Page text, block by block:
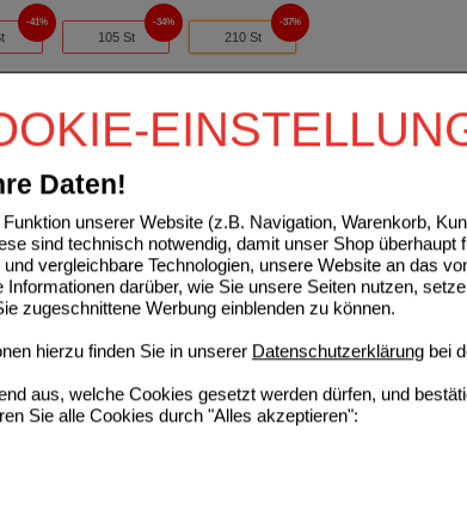
Daten!
unserer Website (z.B. Navigation, Warenkorb,
sind technisch notwendig, damit unser Shop überhaupt
vergleichbare Technologien, unsere Website an das
darüber, wie Sie unsere Seiten nutzen,
zugeschnittene Werbung einblenden zu können.
hierzu finden Sie in unserer Datenschutzerklärung bei
aus, welche Cookies gesetzt werden dürfen, und
Sie alle Cookies durch "Alles akzeptieren":
41%
105 St
34%
210 St
37%
Kaugummi 2 mg freshmint
Kenvue Germany GmbH (OTC)
210St Kaugummi
0
41%
105 St
28%
210 St
Kenvue Germany GmbH (OTC)
210 St Kaugummi
0
Unser Preis* 44,29 €
Sie sparen